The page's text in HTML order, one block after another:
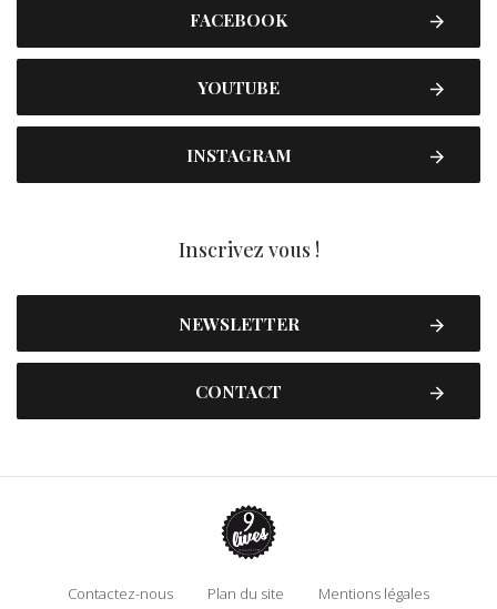
FACEBOOK
YOUTUBE
INSTAGRAM
Inscrivez vous !
NEWSLETTER
CONTACT
Contactez-nous Plan du site Mentions légales